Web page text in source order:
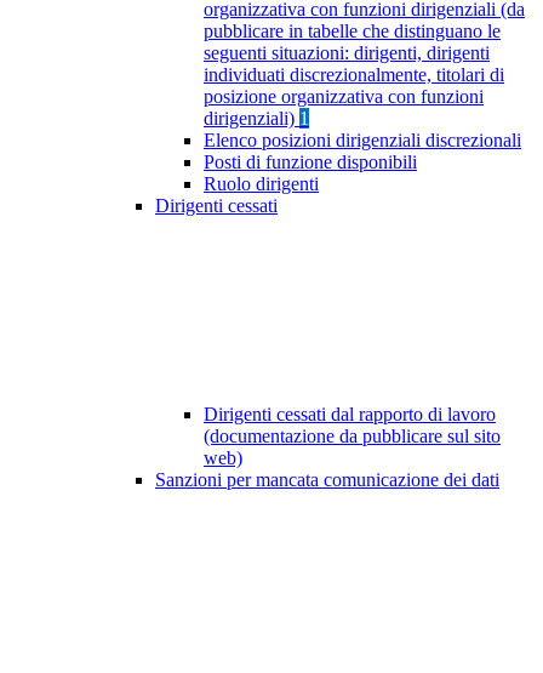
organizzativa con funzioni dirigenziali (da
pubblicare in tabelle che distinguano le
seguenti situazioni: dirigenti, dirigenti
individuati discrezionalmente, titolari di
posizione organizzativa con funzioni
dirigenziali) 1
Elenco posizioni dirigenziali discrezionali
Posti di funzione disponibili
Ruolo dirigenti
Dirigenti cessati
Dirigenti cessati dal rapporto di lavoro
(documentazione da pubblicare sul sito
web)
Sanzioni per mancata comunicazione dei dati